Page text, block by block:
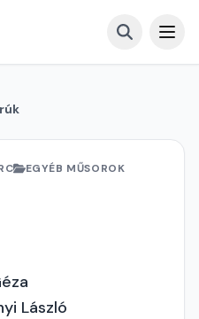
EGYÉB MŰSOROK
László